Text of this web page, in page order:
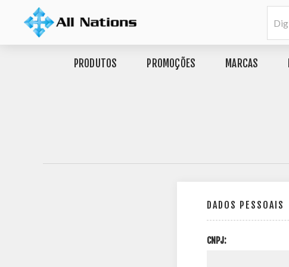
PRODUTOS PROMOÇÕES MARCAS
DADOS PESSOAIS
CNPJ: